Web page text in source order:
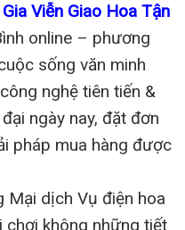
Viễn Giao Hoa Tận
online – phương
sống văn minh
nghệ tiên tiến &
ngày nay, đặt đơn
pháp mua hàng được
Mại dịch Vụ điện hoa
chơi không những tiết